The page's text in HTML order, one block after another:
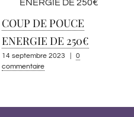
COUP DE POUCE
ENERGIE DE 250€
14 septembre 2023
0
commentaire